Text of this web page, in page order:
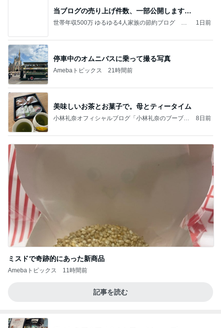
当ブログの売り上げ件数、一部公開します…
世帯年収500万 ゆるゆる4人家族の節約ブログ 〜
1日前
停車中のオムニバスに乗って撮る写真
Amebaトピックス 21時間前
美味しいお茶とお菓子で。母とティータイム
小林礼奈オフィシャルブログ「小林礼奈のブーブー
8日前
ミスドで奇跡的にあった新商品
Amebaトピックス 11時間前
記事を読む